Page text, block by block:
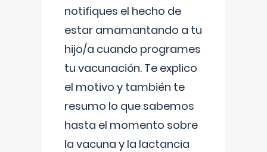
notifiques el hecho de
estar amamantando a tu
hijo/a cuando programes
tu vacunación. Te explico
el motivo y también te
resumo lo que sabemos
hasta el momento sobre
la vacuna y la lactancia